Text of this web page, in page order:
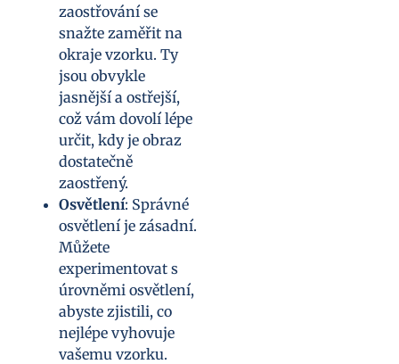
zaostřování se
snažte zaměřit na
okraje vzorku. Ty
jsou obvykle
jasnější a ostřejší,
což vám dovolí lépe
určit, kdy je obraz
dostatečně
zaostřený.
Osvětlení: Správné
osvětlení je zásadní.
Můžete
experimentovat s
úrovněmi osvětlení,
abyste zjistili, co
nejlépe vyhovuje
vašemu vzorku.